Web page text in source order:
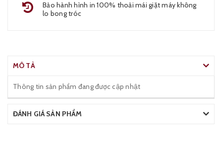
Bảo hành hình in 100% thoải mái giặt máy không
lo bong tróc
MÔ TẢ
Thông tin sản phẩm đang được cập nhật
ĐÁNH GIÁ SẢN PHẨM